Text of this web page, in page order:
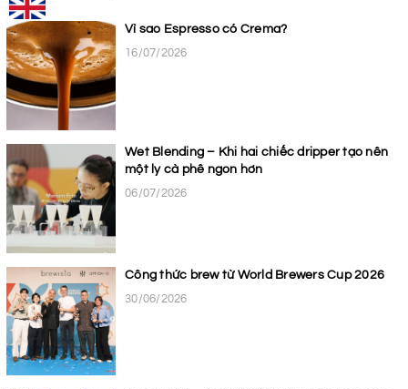
Vì sao Espresso có Crema?
16/07/2026
Wet Blending – Khi hai chiếc dripper tạo nên
một ly cà phê ngon hơn
06/07/2026
Công thức brew từ World Brewers Cup 2026
30/06/2026